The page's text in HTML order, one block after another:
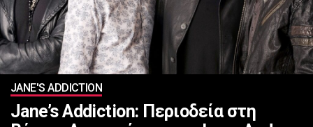
JANE'S ADDICTION
Jane’s Addiction: Περιοδεία στη